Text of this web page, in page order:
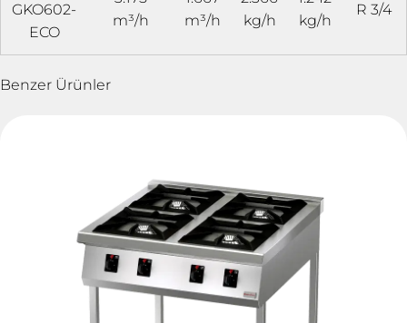
GKO602-
ECO
m³/h
m³/h
kg/h
kg/h
R 3/4
Benzer Ürünler